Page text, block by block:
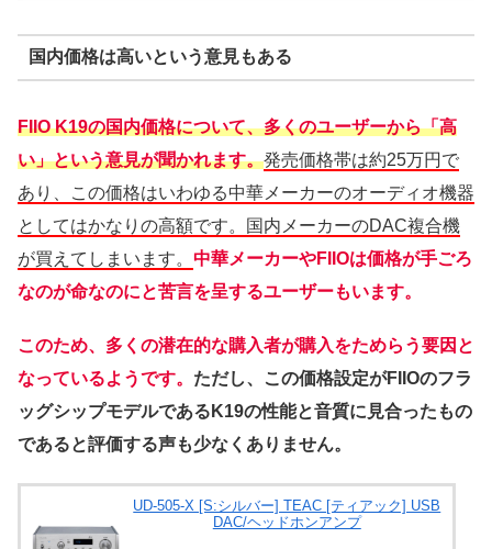
国内価格は高いという意見もある
FIIO K19の国内価格について、多くのユーザーから「高
い」という意見が聞かれます。発売価格帯は約25万円で
あり、この価格はいわゆる中華メーカーのオーディオ機器
としてはかなりの高額です。国内メーカーのDAC複合機
が買えてしまいます。 中華メーカーやFIIOは価格が手ごろ
なのが命なのにと苦言を呈するユーザーもいます。
このため、多くの潜在的な購入者が購入をためらう要因と
なっているようです。 ただし、この価格設定がFIIOのフラ
ッグシップモデルであるK19の性能と音質に見合ったもの
であると評価する声も少なくありません。
UD-505-X [S:シルバー] TEAC [ティアック] USB
DAC/ヘッドホンアンプ